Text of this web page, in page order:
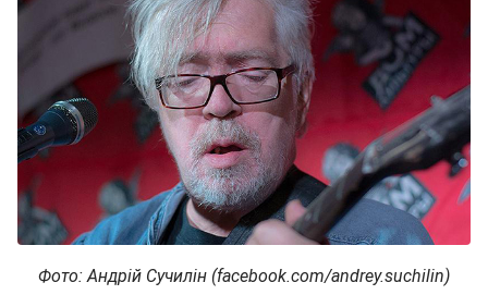
Фото: Андрій Сучилін (facebook.com/andrey.suchilin)